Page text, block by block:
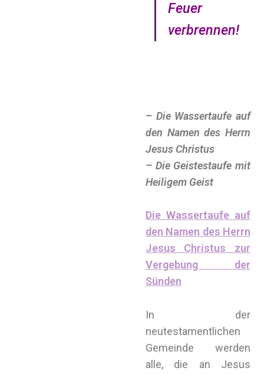
Feuer
verbrennen!
– Die Wassertaufe auf
den Namen des Herrn
Jesus Christus
– Die Geistestaufe mit
Heiligem Geist
Die Wassertaufe auf
den Namen des Herrn
Jesus Christus zur
Vergebung der
Sünden
In der
neutestamentlichen
Gemeinde werden
alle, die an Jesus